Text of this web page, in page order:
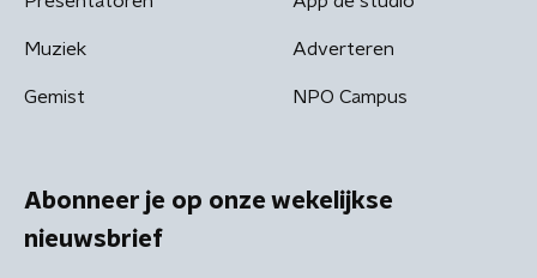
Muziek
Gemist
Adverteren
NPO Campus
Abonneer je op onze wekelijkse
nieuwsbrief